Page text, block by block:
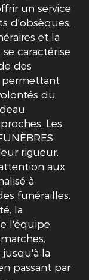
un service
d'obsèques,
et la
caractérise
des
permettant
du
Les
rigueur,
aux
à
funérailles.
la
l'équipe
la
passant par